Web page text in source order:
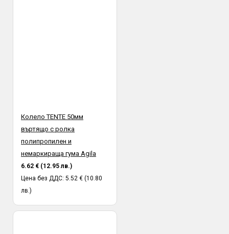
Колело TENTE 50мм
въртящо с ролка
полипропилен и
немаркираща гума Agila
6.62 € (12.95 лв.)
Цена без ДДС: 5.52 € (10.80
лв.)